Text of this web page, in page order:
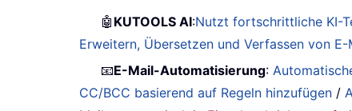
🤖 KUTOOLS AI:Nutzt fortschrittliche KI-
Erweitern, Übersetzen und Verfassen von E-
📧E-Mail-Automatisierung:
CC/BCC basierend auf Regeln hinzufügen /